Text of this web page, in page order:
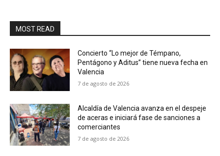
MOST READ
Concierto “Lo mejor de Témpano,
Pentágono y Aditus” tiene nueva fecha en
Valencia
7 de agosto de 2026
Alcaldía de Valencia avanza en el despeje
de aceras e iniciará fase de sanciones a
comerciantes
7 de agosto de 2026